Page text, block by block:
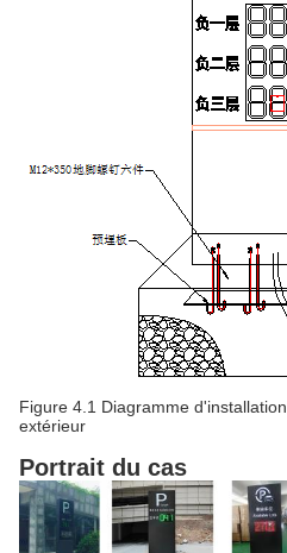
Figure 4.1 Diagramme
extérieur
Portrait du cas